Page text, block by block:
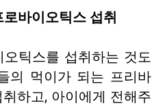
바이오틱스 섭취
틱스를 섭취하는 것도
의 먹이가 되는 프리바
하고, 아이에게 전해주